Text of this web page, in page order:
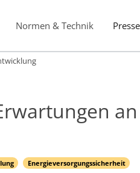
Normen & Technik Presse
Energieversorgungssicherheit